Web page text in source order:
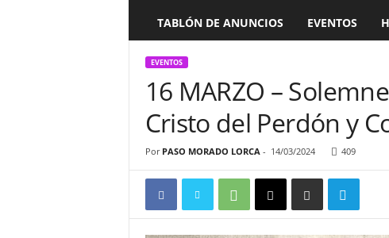
TABLÓN DE ANUNCIOS EVENTOS
EVENTOS
16 MARZO –
Cristo del Perdón y
Por PASO MORADO LORCA- 14/03/2024 409